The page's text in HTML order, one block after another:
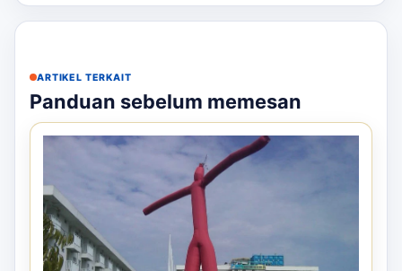
ARTIKEL TERKAIT
Panduan sebelum memesan